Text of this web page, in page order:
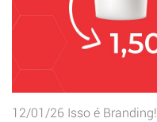
12/01/26 Isso é Branding!